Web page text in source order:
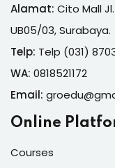
Alamat: Cito Mall
UB05/03, Surabaya.
Telp: Telp (031)
WA: 0818521172
Email:
Online
Courses